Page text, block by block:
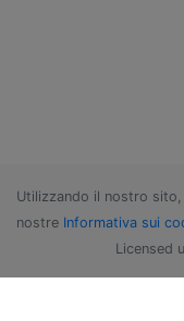
Utilizzando il nostro
nostre Informativa sui
Licensed